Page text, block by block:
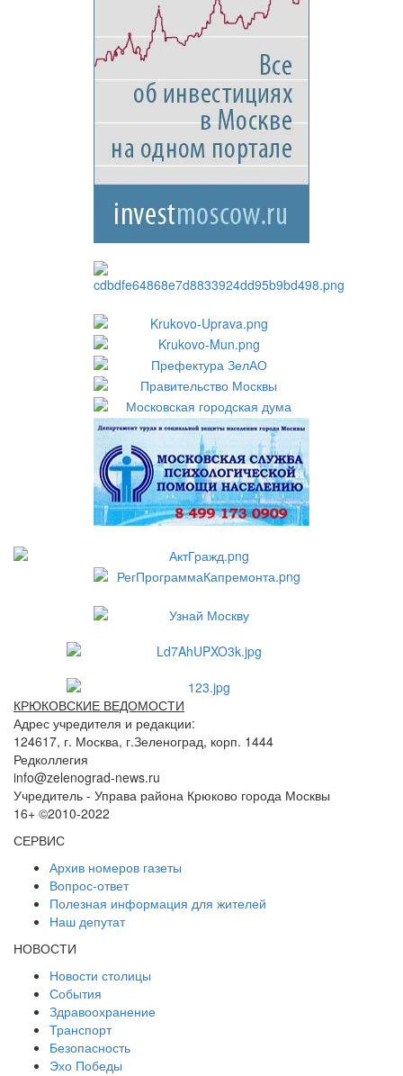
КРЮКОВСКИЕ ВЕДОМОСТИ
Адрес учредителя и редакции:
124617, г. Москва, г.Зеленоград, корп. 1444
Редколлегия
info@zelenograd-news.ru
Учредитель - Управа района Крюково города Москвы
16+ ©2010-2022
СЕРВИС
Архив номеров газеты
Вопрос-ответ
Полезная информация для жителей
Наш депутат
НОВОСТИ
Новости столицы
События
Здравоохранение
Транспорт
Безопасность
Эхо Победы